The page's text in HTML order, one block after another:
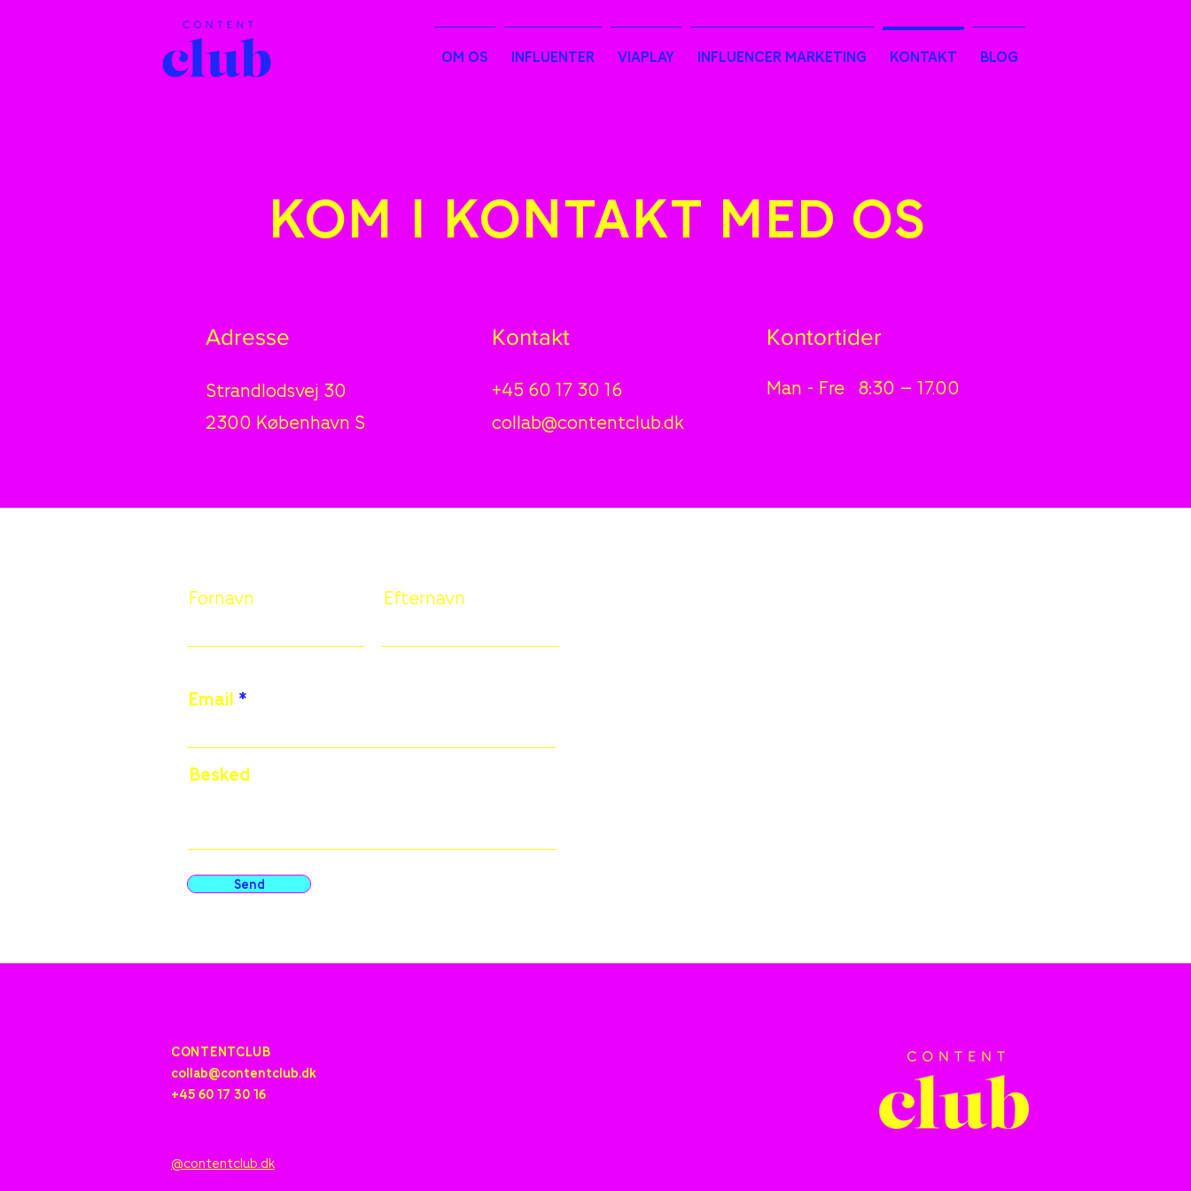
OM OS INFLUENTER VIAPLAY INFLUENCER MARKETING KONTAKT BLOG
KOM I KONTAKT MED OS
Adresse
Strandlodsvej 30
2300 København S
Kontakt
+45 60 17 30 16
Kontortider
Man - Fre
8:30 – 17.00
collab@contentclub.dk
Fornavn Efternavn
Email
Besked
Send
CONTENTCLUB
collab@contentclub.dk
+45 60 17 30 16
@contentclub.dk